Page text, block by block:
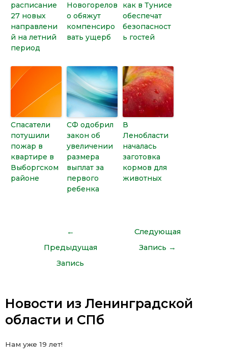
расписание
27 новых
направлени
й на летний
период
Новогорелов
о обяжут
компенсиро
вать ущерб
как в Тунисе
обеспечат
безопасност
ь гостей
Спасатели
потушили
пожар в
квартире в
Выборгском
районе
СФ одобрил
закон об
увеличении
размера
выплат за
первого
ребенка
В
Ленобласти
началась
заготовка
кормов для
животных
←
Предыдущая
Запись
Следующая
Запись →
Новости из Ленинградской
области и СПб
Нам уже 19 лет!